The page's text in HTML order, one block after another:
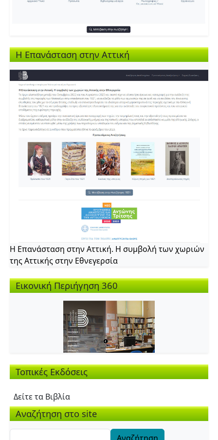
Η Επανάσταση στην Αττική
Η Επανάσταση στην Αττική. Η συμβολή των χωριών
της Αττικής στην Εθνεγερσία
Εικονική Περιήγηση 360
Τοπικές Εκδόσεις
Δείτε τα Βιβλία
Αναζήτηση στο site